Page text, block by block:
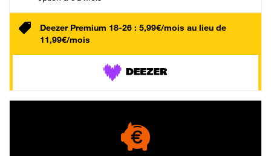
Deezer Premium 18-26 : 5,99€/mois au lieu de
11,99€/mois